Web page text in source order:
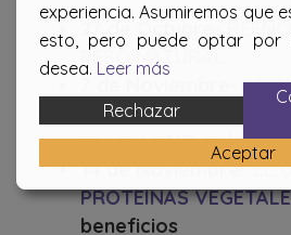
27 de Octubre-
PESO NATURAL
LA
LAS EMOCIONES
–
necesito NO es lo
14 de Noviembre-EL
PROTEÍNAS
beneficios
experiencia. Asumiremos que
esto, pero puede optar
desea. Leer más
Rechazar
Aceptar